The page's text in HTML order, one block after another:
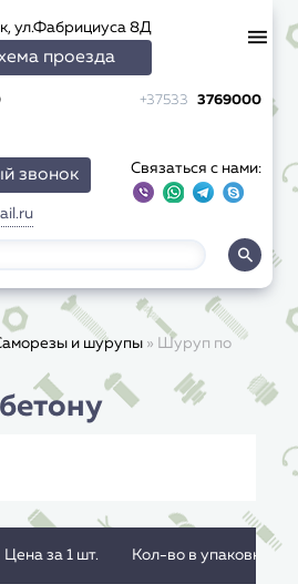
+37533 3769000
звонок Связаться с нами:
ул.Фабрициуса 8Д
проезда
и шурупы » Шуруп по
Цена за 1 шт. Кол-во в упаковке,